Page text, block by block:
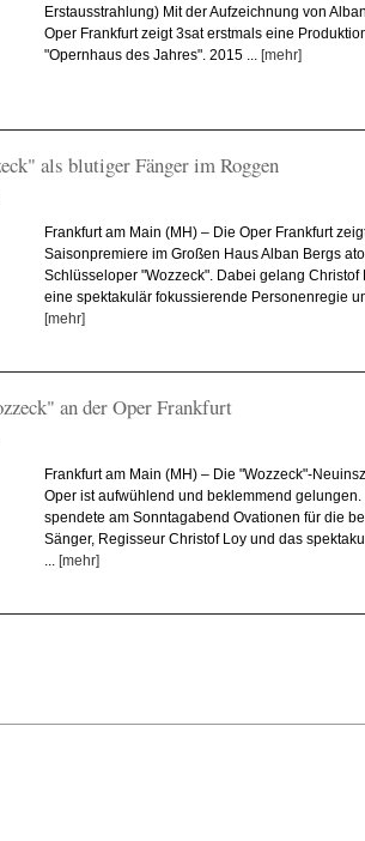
Erstausstrahlung) Mit der Aufzeichnung von
Oper Frankfurt zeigt 3sat erstmals eine
"Opernhaus des Jahres". 2015 ... [mehr]
als blutiger Fänger im Roggen
Frankfurt am Main (MH) – Die Oper Frankfurt
Saisonpremiere im Großen Haus Alban Bergs
Schlüsseloper "Wozzeck". Dabei gelang
eine spektakulär fokussierende Personenregie
[mehr]
an der Oper Frankfurt
Frankfurt am Main (MH) – Die "Wozzeck"-
Oper ist aufwühlend und beklemmend
spendete am Sonntagabend Ovationen für die
Sänger, Regisseur Christof Loy und das
... [mehr]